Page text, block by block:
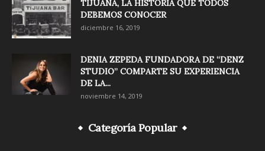
TIJUANA, LA HISTORIA QUE TODOS
DEBEMOS CONOCER
diciembre 16, 2019
DENIA ZEPEDA FUNDADORA DE “DENZ
STUDIO” COMPARTE SU EXPERIENCIA
DE LA...
noviembre 14, 2019
Categoría Popular